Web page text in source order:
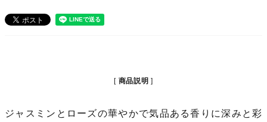
商品説明
ジャスミンとローズの華やかで気品ある香りに深みと彩